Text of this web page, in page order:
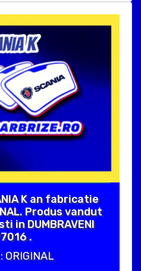
K an fabricatie
Produs vandut
in DUMBRAVENI
.